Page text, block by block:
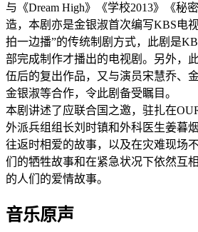
与《Dream High》《学校2013》《秘
造，本剧亦是金银淑首次编写KBS电
拍一边播”的传统制剧方式，此剧是
部完成制作才播出的电视剧。另外，
伍后的复出作品，又与演员宋慧乔、
金银淑等合作，令此剧备受瞩目。
本剧讲述了应联合国之邀，驻扎在
外派兵组组长刘时镇和外科医生姜暮
往返时相爱的故事，以及在灾难现场
们的牺牲故事和在紧急状况下依然互
的人们的爱情故事。
音乐原声